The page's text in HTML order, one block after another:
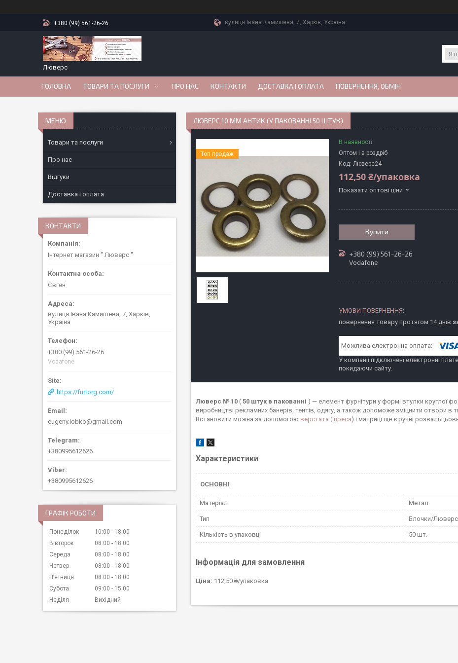
+380 (99) 561-26-26 вулиця Івана Камишева, 7, Харків, Україна
Люверс
ГОЛОВНА ТОВАРИ ТА ПОСЛУГИ ПРО НАС КОНТАКТИ ДОСТАВКА І ОПЛАТА ПОВЕРНЕННЯ, ОБМІН
ЛЮВЕРС 10 ММ АНТИК (У ПАКОВАННІ 50 ШТУК)
Топ продаж
В наявності
Оптом і в роздріб
Код: Люверс24
112,50 ₴/упаковка
Показати оптові ціни
Купити
+380 (99) 561-26-26
Vodafone
повернення товару протягом 14 днів
У компанії підключені електронні
покидаючи сайту.
Люверс № 10 ( 50 штук в пакованні ) — елемент фурнітури у формі втулки круглої
виробництві рекламних банерів, тентів, одягу, а також допоможе зміцнити отвори в
Встановити можна за допомогою верстата ( преса) і матриці ще є ручні
Характеристики
ОСНОВНІ
Матеріал Метал
Тип Блочки/
Кількість в упаковці 50 шт.
Інформація для замовлення
Ціна: 112,50 ₴/упаковка
Товари та послуги
Про нас
Відгуки
Доставка і оплата
КОНТАКТИ
Інтернет магазин " Люверс "
Євген
вулиця Івана Камишева, 7, Харків,
Україна
+380 (99) 561-26-26
Vodafone
https://furtorg.com/
eugeny.lobko@gmail.com
+380995612626
+380995612626
ГРАФІК РОБОТИ
Понеділок 10:00
18:00
Вівторок
08:00
18:00
Середа
08:00
18:00
Четвер
08:00
18:00
Пʼятниця
08:00
18:00
Субота
09:00
15:00
Неділя
Вихідний